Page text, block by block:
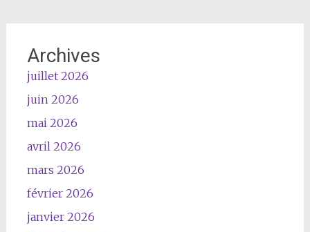
Archives
juillet 2026
juin 2026
mai 2026
avril 2026
mars 2026
février 2026
janvier 2026